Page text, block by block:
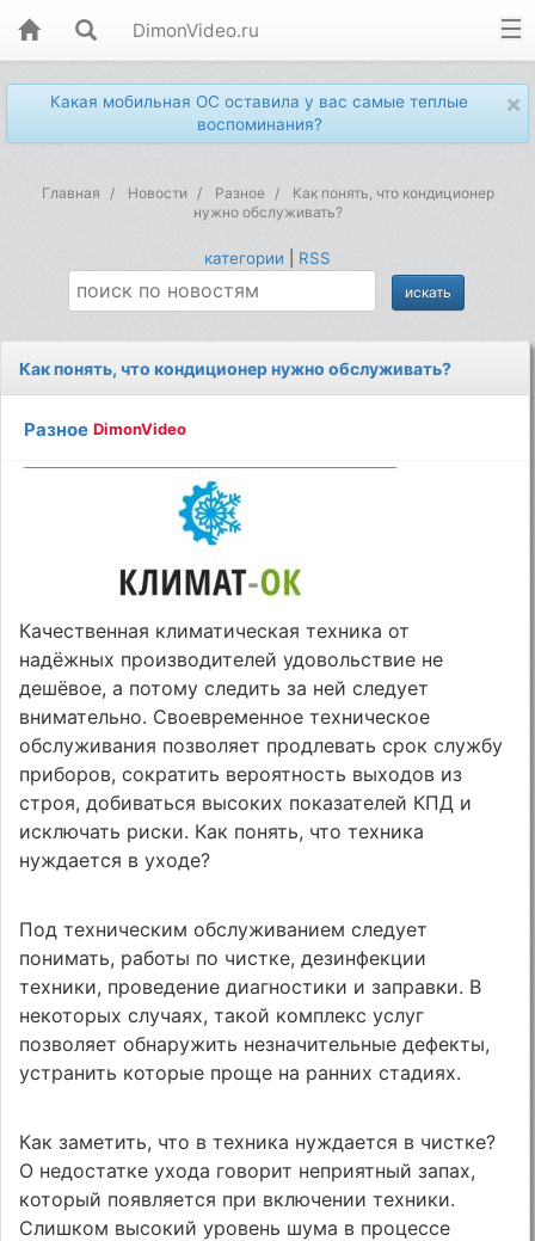
DimonVideo.ru
×
Какая мобильная ОС оставила у вас самые теплые
воспоминания?
Главная Новости Разное
Как понять, что кондиционер
нужно обслуживать?
категории RSS
Как понять, что кондиционер нужно обслуживать?
Разное DimonVideo
Качественная климатическая техника от
надёжных производителей удовольствие не
дешёвое, а потому следить за ней следует
внимательно. Своевременное техническое
обслуживания позволяет продлевать срок службу
приборов, сократить вероятность выходов из
строя, добиваться высоких показателей КПД и
исключать риски. Как понять, что техника
нуждается в уходе?
Под техническим обслуживанием следует
понимать, работы по чистке, дезинфекции
техники, проведение диагностики и заправки. В
некоторых случаях, такой комплекс услуг
позволяет обнаружить незначительные дефекты,
устранить которые проще на ранних стадиях.
Как заметить, что в техника нуждается в чистке?
О недостатке ухода говорит неприятный запах,
который появляется при включении техники.
Слишком высокий уровень шума в процессе